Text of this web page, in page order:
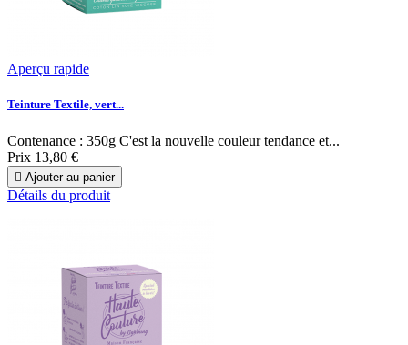
Aperçu rapide
Teinture Textile, vert...
Contenance : 350g C'est la nouvelle couleur tendance et...
Prix 13,80 €
 Ajouter au panier
Détails du produit